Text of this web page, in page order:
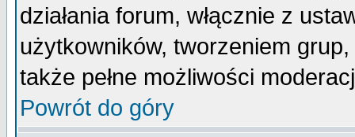
działania forum, włącznie z
użytkowników, tworzeniem
także pełne możliwości
Powrót do góry